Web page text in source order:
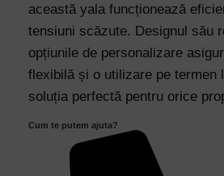
6,
12V,
2750g
quantity
această yala funcționează
tensiuni scăzute. Designul său
opțiunile de personalizare
flexibilă și o utilizare pe termen
soluția perfectă pentru orice
Cum te putem ajuta?